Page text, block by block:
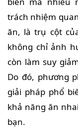
trách nhiệm
ăn, là trụ cột
không chỉ ảnh
còn làm suy
Do đó, phương
giải pháp phổ
khả năng ăn
bạn.